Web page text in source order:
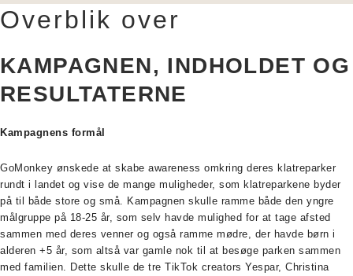
Overblik over
KAMPAGNEN, INDHOLDET OG
RESULTATERNE
Kampagnens formål
GoMonkey ønskede at skabe awareness omkring deres klatreparker
rundt i landet og vise de mange muligheder, som klatreparkene byder
på til både store og små. Kampagnen skulle ramme både den yngre
målgruppe på 18-25 år, som selv havde mulighed for at tage afsted
sammen med deres venner og også ramme mødre, der havde børn i
alderen +5 år, som altså var gamle nok til at besøge parken sammen
med familien. Dette skulle de tre TikTok creators Yespar, Christina